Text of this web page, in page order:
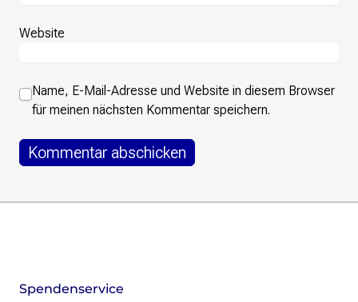
Website
Name, E-Mail-Adresse und Website in diesem Browser
für meinen nächsten Kommentar speichern.
Spendenservice